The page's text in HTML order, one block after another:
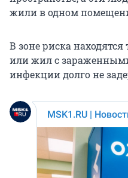
жили в одном
В зоне риска
или жил с
инфекции долго не